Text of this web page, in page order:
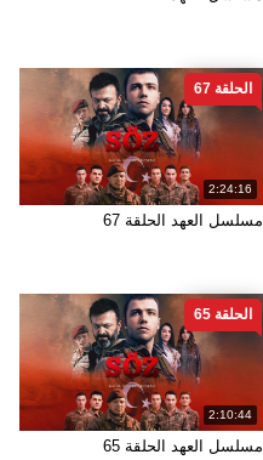
2:24:16
الحلقة 67
مسلسل العهد الحلقة 67
2:10:44
الحلقة 65
مسلسل العهد الحلقة 65